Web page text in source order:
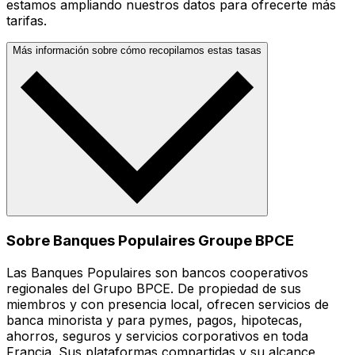
estamos ampliando nuestros datos para ofrecerte más
tarifas.
Más información sobre cómo recopilamos estas tasas
Sobre Banques Populaires Groupe BPCE
Las Banques Populaires son bancos cooperativos
regionales del Grupo BPCE. De propiedad de sus
miembros y con presencia local, ofrecen servicios de
banca minorista y para pymes, pagos, hipotecas,
ahorros, seguros y servicios corporativos en toda
Francia. Sus plataformas compartidas y su alcance